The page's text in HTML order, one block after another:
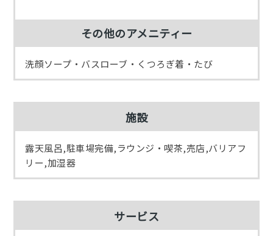
その他のアメニティー
洗顔ソープ・バスローブ・くつろぎ着・たび
施設
露天風呂,駐車場完備,ラウンジ・喫茶,売店,バリアフ
リー,加湿器
サービス